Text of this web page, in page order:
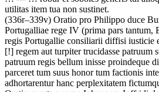
utilitas item tua non sustinet.
(336r–339v) Oratio pro Philippo duce
Portugalliae rege IV (prima pars tantum,
regis Portugallie consiliarii diffisi iusticie
[!] regem aut turpiter trucidasse patruum
patruum regis bellum inisse proindeque
parceret tum suus honor tum factionis
adhortarentur hanc perplexitatem